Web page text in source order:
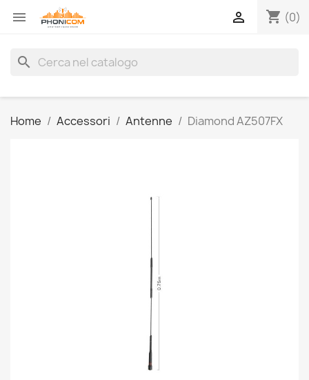
 shopping_cart (0)

search
Home Accessori Antenne Diamond AZ507FX